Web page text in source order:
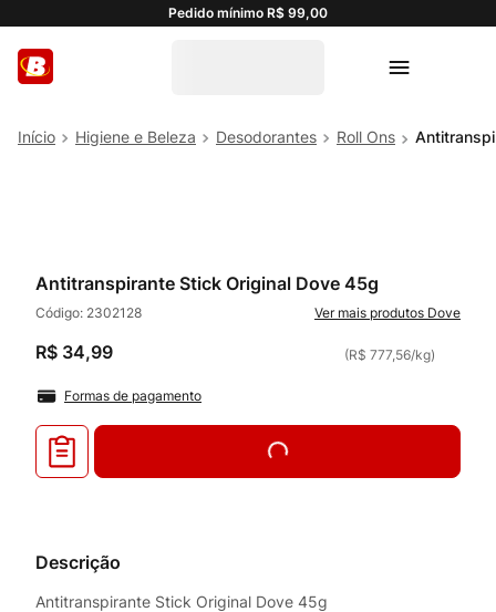
Pedido mínimo R$ 99,00
Higiene e Beleza Desodorantes Roll Ons
Antitranspirante Stick Original Dove 45g
Código: 2302128 Dove
R$ 34,99 (R$ 777,56/kg)
Formas de pagamento
Descrição
Antitranspirante Stick Original Dove 45g